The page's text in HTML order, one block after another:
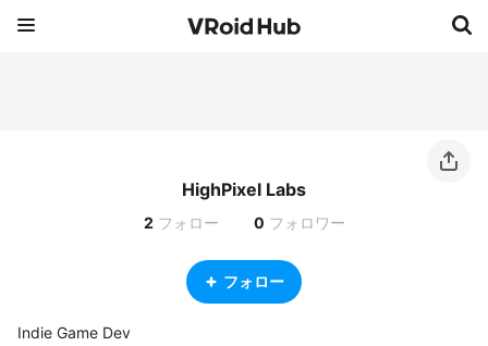
HighPixel Labs
2 フォロー 0 フォロワー
フォロー
Indie Game Dev